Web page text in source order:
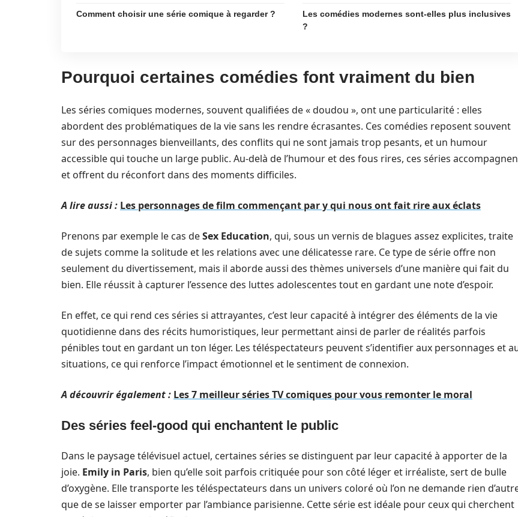
Comment choisir une série comique à regarder ?
Les comédies modernes sont-elles plus inclusives
?
Pourquoi certaines comédies font vraiment du bien
Les séries comiques modernes, souvent qualifiées de « doudou », ont une particularité : elles
abordent des problématiques de la vie sans les rendre écrasantes. Ces comédies reposent souvent
sur des personnages bienveillants, des conflits qui ne sont jamais trop pesants, et un humour
accessible qui touche un large public. Au-delà de l’humour et des fous rires, ces séries
et offrent du réconfort dans des moments difficiles.
A lire aussi : Les personnages de film commençant par y qui nous ont fait rire aux éclats
Prenons par exemple le cas deSex Education, qui, sous un vernis de blagues assez explicites, traite
de sujets comme la solitude et les relations avec une délicatesse rare. Ce type de série offre non
seulement du divertissement, mais il aborde aussi des thèmes universels d’une manière qui fait du
bien. Elle réussit à capturer l’essence des luttes adolescentes tout en gardant une note d’espoir.
En effet, ce qui rend ces séries si attrayantes, c’est leur capacité à intégrer des éléments de la vie
quotidienne dans des récits humoristiques, leur permettant ainsi de parler de réalités parfois
pénibles tout en gardant un ton léger. Les téléspectateurs peuvent s’identifier aux personnages et
situations, ce qui renforce l’impact émotionnel et le sentiment de connexion.
A découvrir également : Les 7 meilleur séries TV comiques pour vous remonter le moral
Des séries feel-good qui enchantent le public
Dans le paysage télévisuel actuel, certaines séries se distinguent par leur capacité à apporter de la
joie. Emily in Paris, bien qu’elle soit parfois critiquée pour son côté léger et irréaliste, sert de bulle
d’oxygène. Elle transporte les téléspectateurs dans un univers coloré où l’on ne demande rien
que de se laisser emporter par l’ambiance parisienne. Cette série est idéale pour ceux qui cherchent